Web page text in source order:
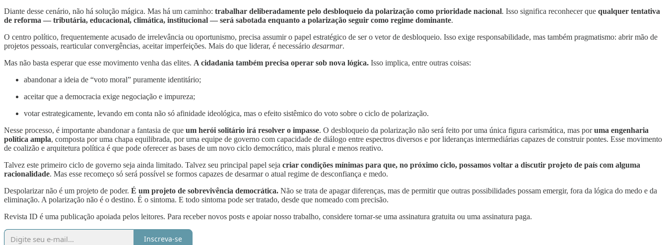
Diante desse cenário, não há solução mágica. Mas há um caminho: trabalhar deliberadamente pelo desbloqueio da polarização como prioridade nacional. Isso significa reconhecer que qualquer tentativa
de reforma — tributária, educacional, climática, institucional — será sabotada enquanto a polarização seguir como regime dominante.
O centro político, frequentemente acusado de irrelevância ou oportunismo, precisa assumir o papel estratégico de ser o vetor de desbloqueio. Isso exige responsabilidade, mas também pragmatismo: abrir mão de
projetos pessoais, rearticular convergências, aceitar imperfeições. Mais do que liderar, é necessário desarmar.
Mas não basta esperar que esse movimento venha das elites. A cidadania também precisa operar sob nova lógica. Isso implica, entre outras coisas:
abandonar a ideia de “voto moral” puramente identitário;
aceitar que a democracia exige negociação e impureza;
votar estrategicamente, levando em conta não só afinidade ideológica, mas o efeito sistêmico do voto sobre o ciclo de polarização.
Nesse processo, é importante abandonar a fantasia de que um herói solitário irá resolver o impasse. O desbloqueio da polarização não será feito por uma única figura carismática, mas poruma engenharia
política ampla, composta por uma chapa equilibrada, por uma equipe de governo com capacidade de diálogo entre espectros diversos e por lideranças intermediárias capazes de construir pontes. Esse movimento
de coalizão e arquitetura política é que pode oferecer as bases de um novo ciclo democrático, mais plural e menos reativo.
Talvez este primeiro ciclo de governo seja ainda limitado. Talvez seu principal papel seja criar condições mínimas para que, no próximo ciclo, possamos voltar a discutir projeto de país com alguma
racionalidade. Mas esse recomeço só será possível se formos capazes de desarmar o atual regime de desconfiança e medo.
Despolarizar não é um projeto de poder. É um projeto de sobrevivência democrática. Não se trata de apagar diferenças, mas de permitir que outras possibilidades possam emergir, fora da lógica do medo e da
eliminação. A polarização não é o destino. É o sintoma. E todo sintoma pode ser tratado, desde que nomeado com precisão.
Revista ID é uma publicação apoiada pelos leitores. Para receber novos posts e apoiar nosso trabalho, considere tornar-se uma assinatura gratuita ou uma assinatura paga.
Inscreva-se